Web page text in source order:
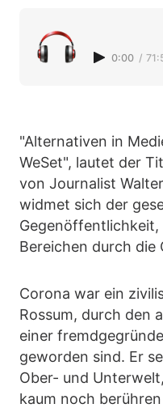
0:00 /
"Alternativen in
WeSet", lautet der
von Journalist
widmet sich der
Gegenöffentlichkeit,
Bereichen durch die
Corona war ein
Rossum, durch den
einer
geworden sind. Er
Ober- und
kaum noch